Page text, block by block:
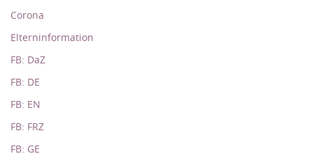
Corona
Elterninformation
FB: DaZ
FB: DE
FB: EN
FB: FRZ
FB: GE